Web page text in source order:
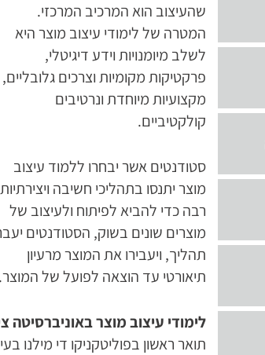
שהעיצוב הוא המרכיב המרכזי.
המטרה של לימודי עיצוב מוצר היא
לשלב מיומנויות וידע דיגיטלי,
פרקטיקות מקומיות וצרכים גלובליים,
מקצועיות מיוחדת ונרטיבים
קולקטיביים.
סטודנטים אשר יבחרו ללמוד עיצוב
מוצר יתנסו בתהליכי חשיבה ויצירתיות
רבה כדי להביא לפיתוח ולעיצוב של
מוצרים שונים בשוק, הסטודנטים
תהליך, ויעבירו את המוצר מרעיון
תיאורטי עד הוצאה לפועל של המוצר.
לימודי עיצוב מוצר באוניברסיטה
תואר ראשון בפוליטקניקו די מילנו